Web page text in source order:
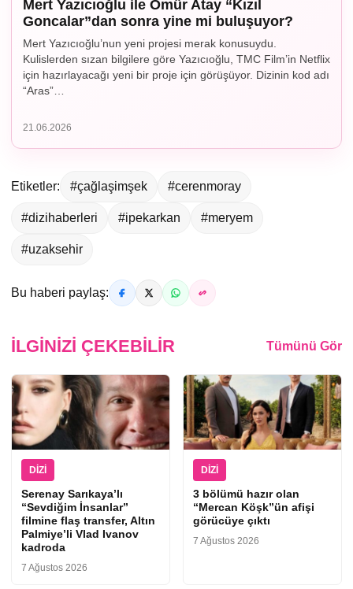
Mert Yazıcıoğlu ile Ömür Atay “Kızıl
Goncalar”dan sonra yine mi buluşuyor?
Mert Yazıcıoğlu’nun yeni projesi merak konusuydu.
Kulislerden sızan bilgilere göre Yazıcıoğlu, TMC Film’in Netflix
için hazırlayacağı yeni bir proje için görüşüyor. Dizinin kod adı
“Aras”…
21.06.2026
Etiketler: #çağlaşimşek #cerenmoray
#dizihaberleri #ipekarkan #meryem
#uzaksehir
Bu haberi paylaş:
İLGINIZI ÇEKEBILIR Tümünü Gör
DIZI
Serenay Sarıkaya’lı
“Sevdiğim İnsanlar”
filmine flaş transfer, Altın
Palmiye’li Vlad Ivanov
kadroda
7 Ağustos 2026
DIZI
3 bölümü hazır olan
“Mercan Köşk”ün afişi
görücüye çıktı
7 Ağustos 2026